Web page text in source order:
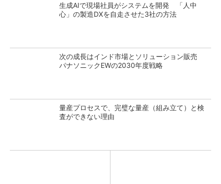
生成AIで現場社員がシステムを開発 「人中
心」の製造DXを自走させた3社の方法
次の成長はインド市場とソリューション販売
パナソニックEWの2030年度戦略
量産プロセスで、完璧な量産（組み立て）と検
査ができない理由